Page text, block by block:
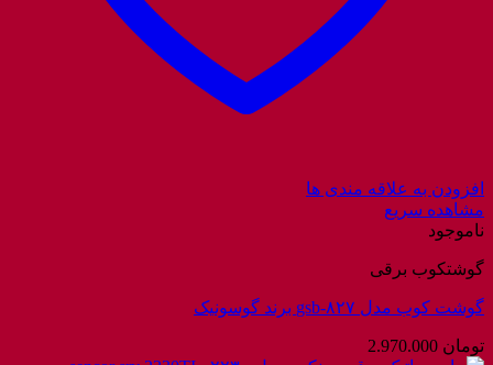
افزودن به علاقه مندی ها
مشاهده سریع
ناموجود
گوشتکوب برقی
گوشت کوب مدل gsb-۸۲۷ برند گوسونیک
تومان